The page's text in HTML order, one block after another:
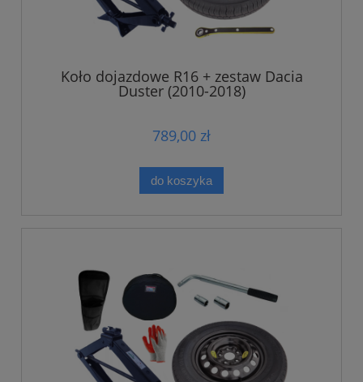
Koło dojazdowe R16 + zestaw Dacia
Duster (2010-2018)
789,00 zł
do koszyka